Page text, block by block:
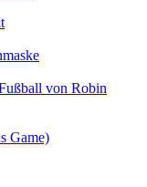
von Robin
Game)